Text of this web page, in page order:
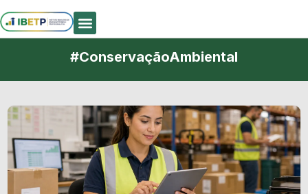
#ConservaçãoAmbiental